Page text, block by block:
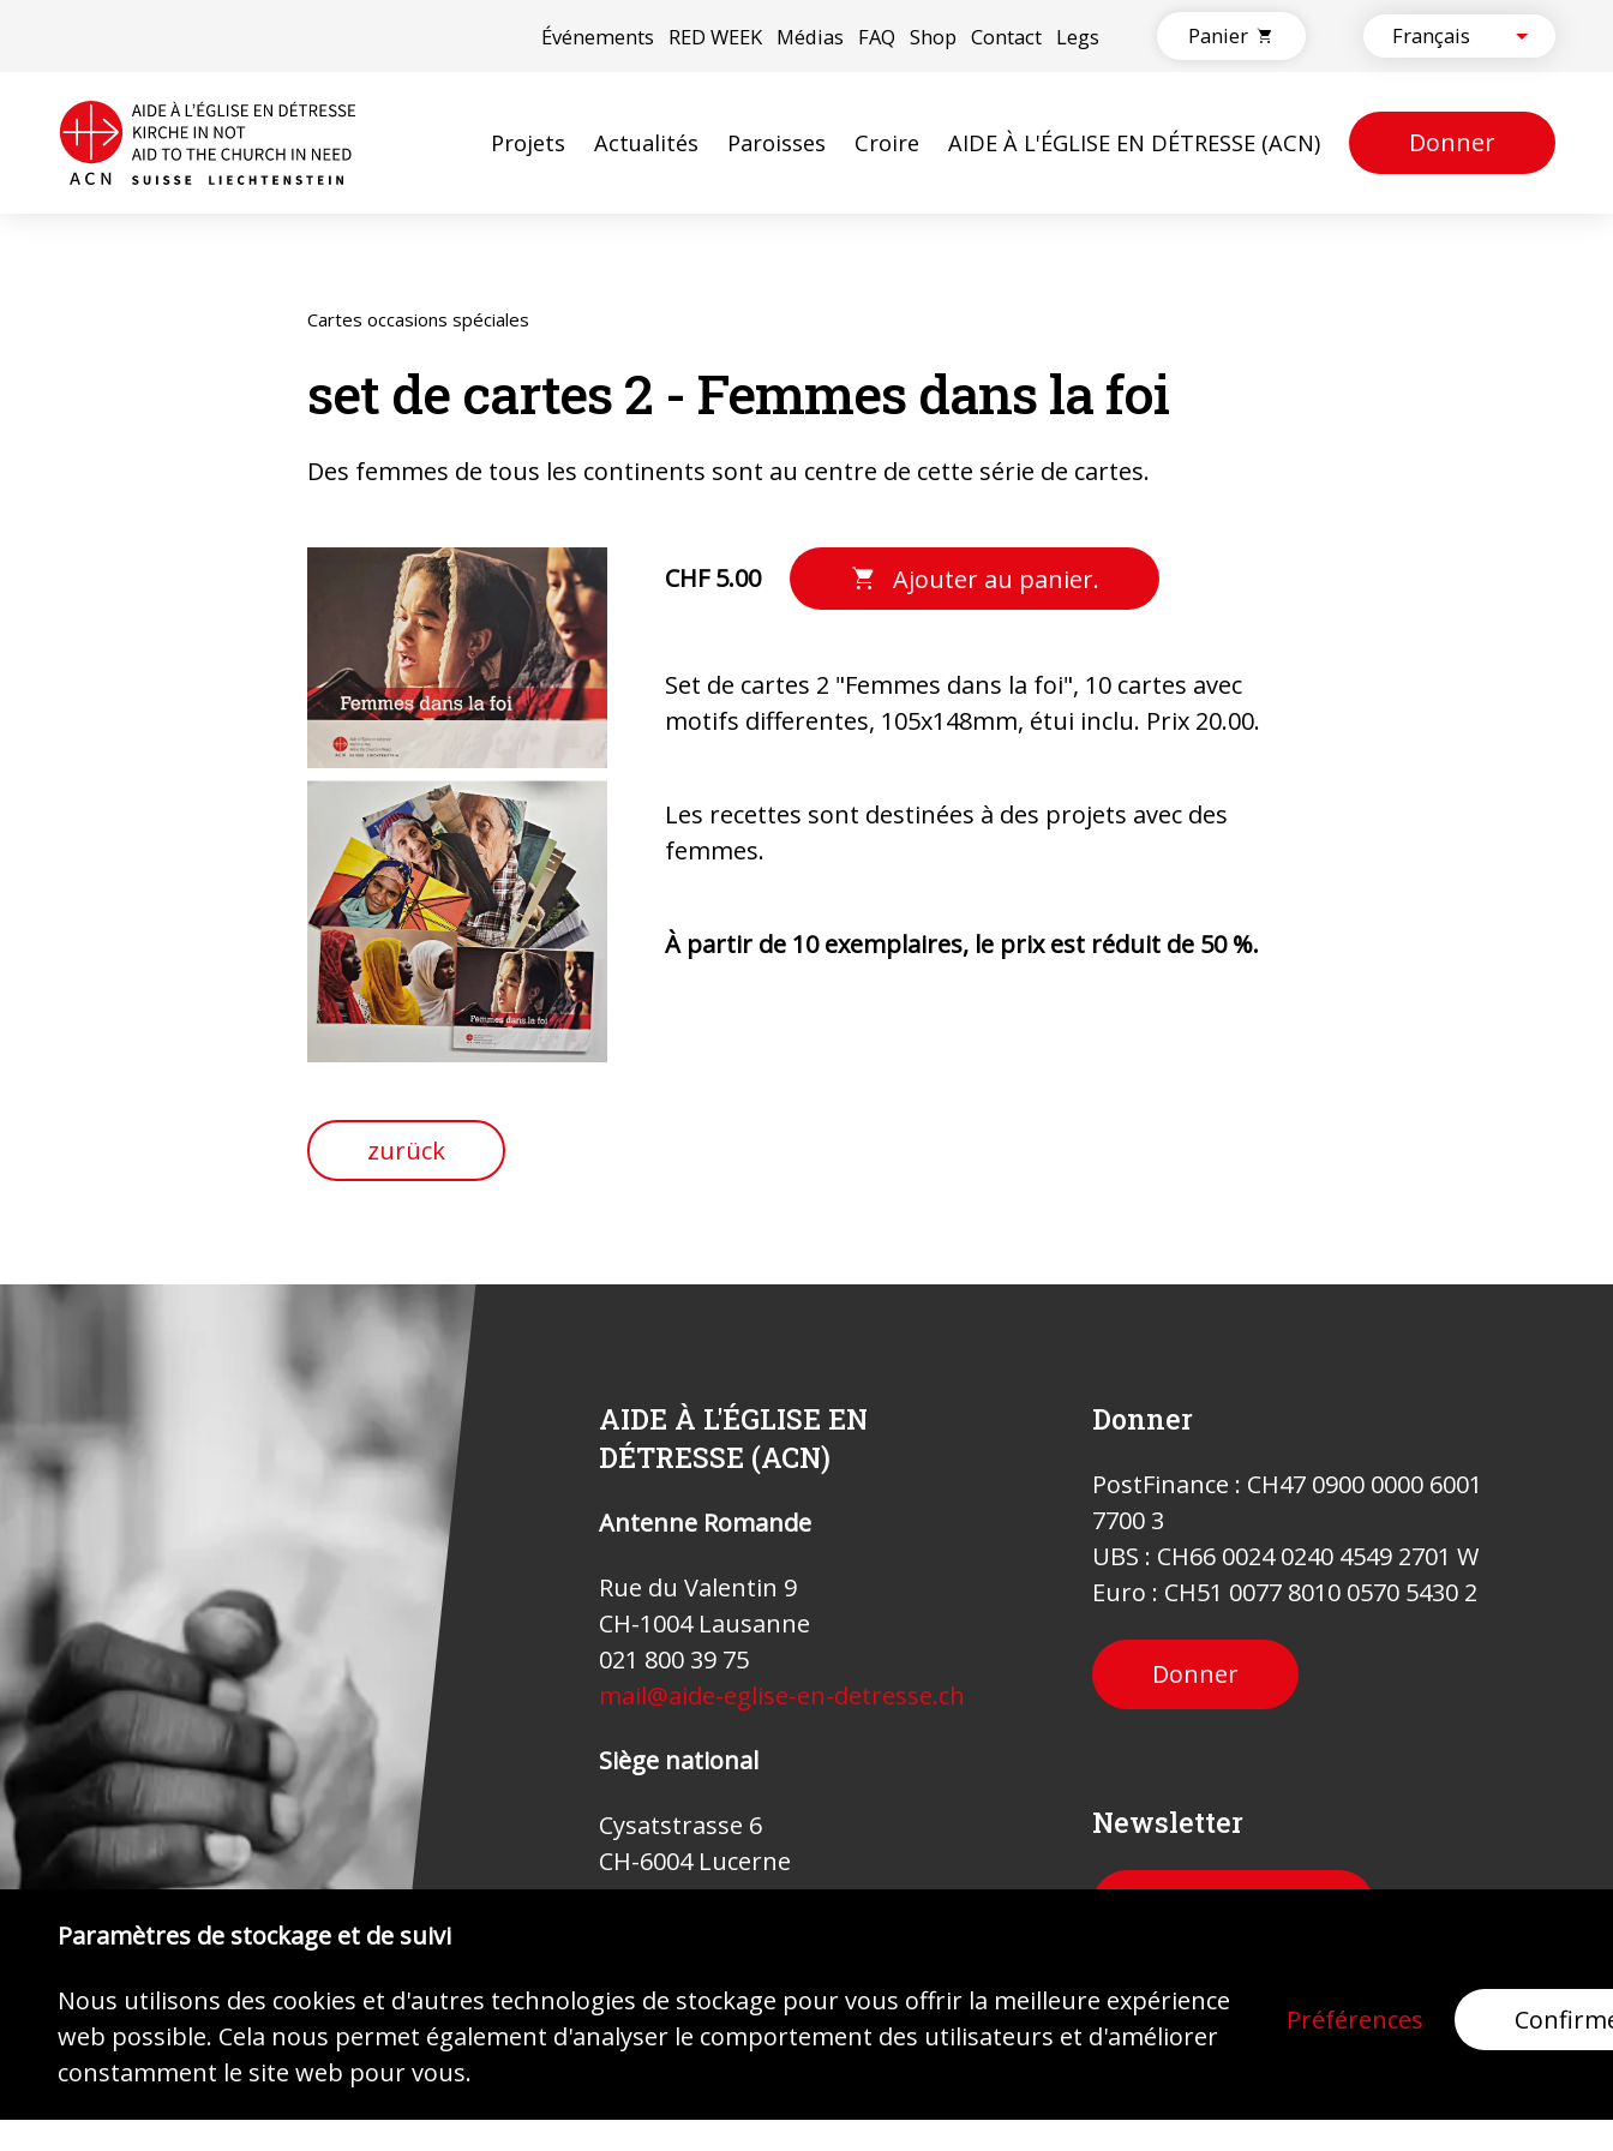
Événements RED WEEK Médias FAQ Shop Contact Legs Panier
Projets Actualités Paroisses Croire AIDE À L'ÉGLISE EN DÉTRESSE (ACN) Donner
Cartes occasions spéciales
set de cartes 2 - Femmes dans la foi
Des femmes de tous les continents sont au centre de cette série de cartes.
CHF 5.00 Ajouter au panier.
Set de cartes 2 "Femmes dans la foi", 10 cartes avec
motifs differentes, 105x148mm, étui inclu. Prix 20.00.
Les recettes sont destinées à des projets avec des
femmes.
À partir de 10 exemplaires, le prix est réduit de 50 %.
zurück
AIDE À L'ÉGLISE EN
DÉTRESSE (ACN)
Antenne Romande
Rue du Valentin 9
CH-1004 Lausanne
021 800 39 75
mail@aide-eglise-en-detresse.ch
Siège national
Cysatstrasse 6
CH-6004 Lucerne
041 410 46 70
Donner
PostFinance : CH47 0900 0000 6001
7700 3
UBS : CH66 0024 0240 4549 2701 W
Euro : CH51 0077 8010 0570 5430 2
Donner
Newsletter
Paramètres de stockage et de suivi
Nous utilisons des cookies et d'autres technologies de stockage pour vous offrir la meilleure expérience
web possible. Cela nous permet également d'analyser le comportement des utilisateurs et d'améliorer
constamment le site web pour vous.
Préférences